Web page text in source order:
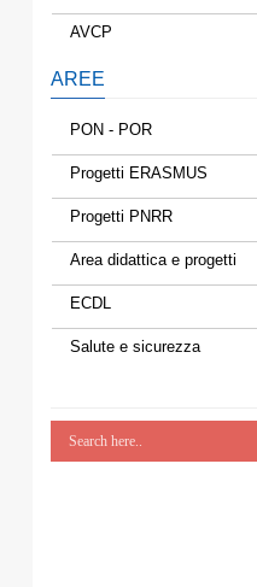
AVCP
AREE
PON - POR
Progetti ERASMUS
Progetti PNRR
Area didattica e progetti
ECDL
Salute e sicurezza